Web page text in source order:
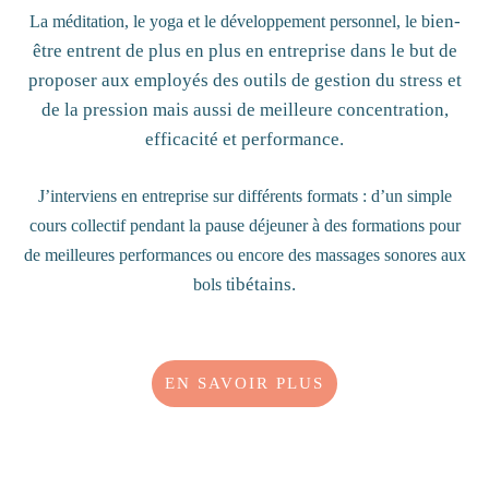
La méditation, le yoga et le développement personnel, le bien-
être entrent de plus en plus en entreprise dans le but de
proposer aux employés des outils de gestion du stress et
de la pression mais aussi de meilleure concentration,
efficacité et performance.
J’interviens en entreprise sur différents formats : d’un simple
cours collectif pendant la pause déjeuner à des formations pour
de meilleures performances ou encore des massages sonores aux
bols tibétains.
EN SAVOIR PLUS